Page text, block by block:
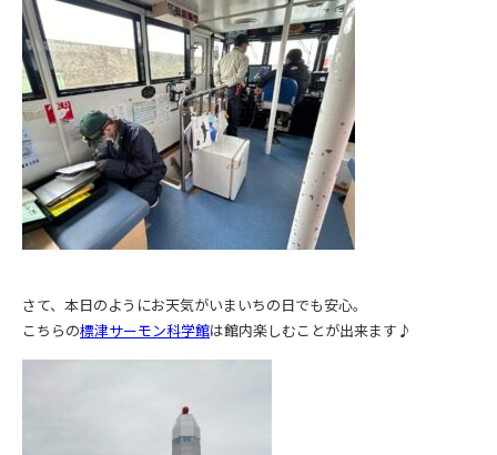
さて、本日のようにお天気がいまいちの日でも安心。
こちらの標津サーモン科学館は館内楽しむことが出来ます♪